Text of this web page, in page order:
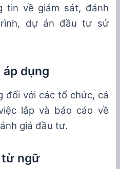
tin về giám sát, đánh
dự án đầu tư sử
dụng
đối vớicác tổ chức, cá
lậpvà báo cáo về
giá đầu tư.
từ ngữ